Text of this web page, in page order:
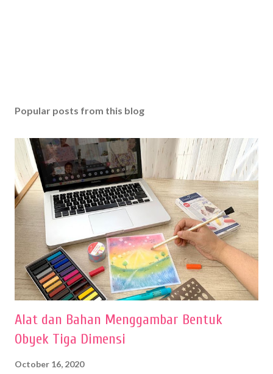
Popular posts from this blog
Alat dan Bahan Menggambar Bentuk
Obyek Tiga Dimensi
October 16, 2020